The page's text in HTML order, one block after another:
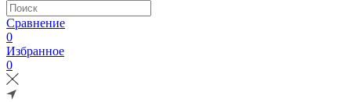
Сравнение
0
Избранное
0